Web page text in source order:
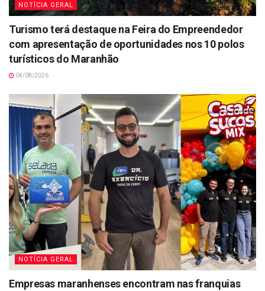
NOTÍCIA GERAL
Turismo terá destaque na Feira do Empreendedor
com apresentação de oportunidades nos 10 polos
turísticos do Maranhão
04/08/2026
NOTÍCIA GERAL
Empresas maranhenses encontram nas franquias